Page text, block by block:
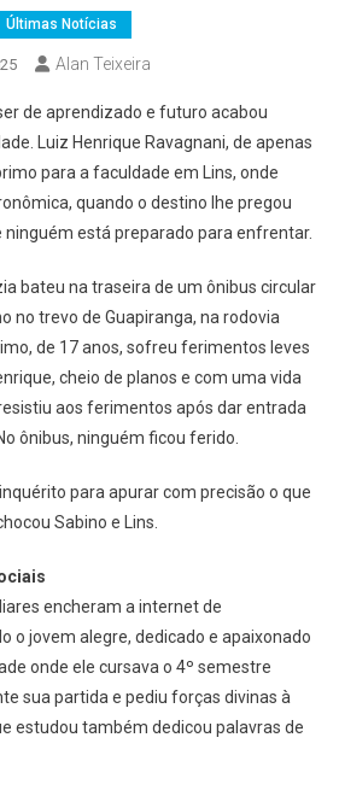
Últimas Notícias
Alan Teixeira
de aprendizado e futuro acabou
Luiz Henrique Ravagnani, de apenas
para a faculdade em Lins, onde
quando o destino lhe pregou
ninguém está preparado para enfrentar.
bateu na traseira de um ônibus circular
no trevo de Guapiranga, na rodovia
de 17 anos, sofreu ferimentos leves
cheio de planos e com uma vida
aos ferimentos após dar entrada
ônibus, ninguém ficou ferido.
para apurar com precisão o que
Sabino e Lins.
encheram a internet de
o jovem alegre, dedicado e apaixonado
onde ele cursava o 4º semestre
sua partida e pediu forças divinas à
estudou também dedicou palavras de